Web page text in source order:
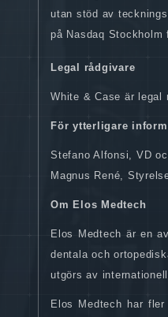
utan stöd av
på Nasdaq Stockholm
Legal rådgivare
White & Case är legal
För ytterligare
Stefano Alfonsi, VD
Magnus René,
Om Elos Medtech
Elos Medtech är en
dentala och
utgörs av
Elos Medtech har